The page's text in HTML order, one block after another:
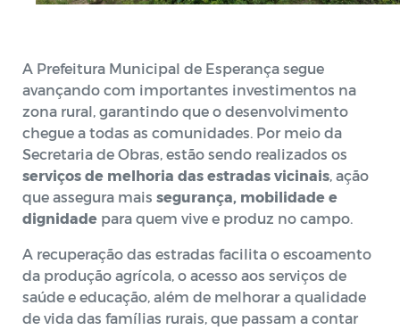
A Prefeitura Municipal de Esperança segue
avançando com importantes investimentos na
zona rural, garantindo que o desenvolvimento
chegue a todas as comunidades. Por meio da
Secretaria de Obras, estão sendo realizados os
serviços de melhoria das estradas vicinais, ação
que assegura mais segurança, mobilidade e
dignidade para quem vive e produz no campo.
A recuperação das estradas facilita o escoamento
da produção agrícola, o acesso aos serviços de
saúde e educação, além de melhorar a qualidade
de vida das famílias rurais, que passam a contar